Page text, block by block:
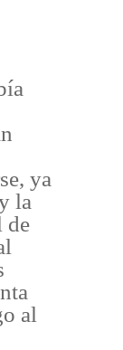
ya
la
de
al